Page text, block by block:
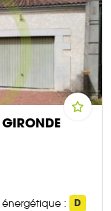
énergétique : D